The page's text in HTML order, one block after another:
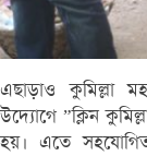
এছাড়াও কুমিল্লা
উদ্যোগে ”ক্লিন
হয়। এতে